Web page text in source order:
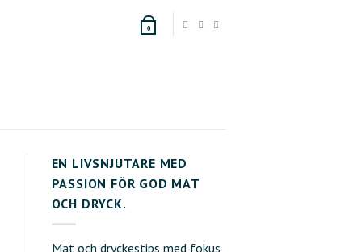
0
EN LIVSNJUTARE MED
PASSION FÖR GOD MAT
OCH DRYCK.
Mat och dryckestips med fokus